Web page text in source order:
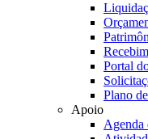
Portal
Plano
Apoio
Agenda